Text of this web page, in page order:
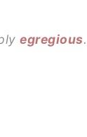
egregious.